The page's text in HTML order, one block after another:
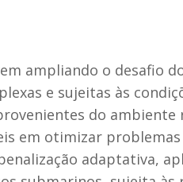
ampliando o desafio
e sujeitas às
do ambiente
em otimizar problemas
adaptativa,